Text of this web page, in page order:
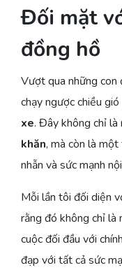
Đối mặt
đồng hồ
Vượt qua những
chạy ngược chiều
xe. Đây không chỉ là
khăn, mà còn là
nhẫn và sức mạnh
Mỗi lần tôi đối diện
rằng đó không chỉ là
cuộc đối đầu với
đạp với tất cả sức